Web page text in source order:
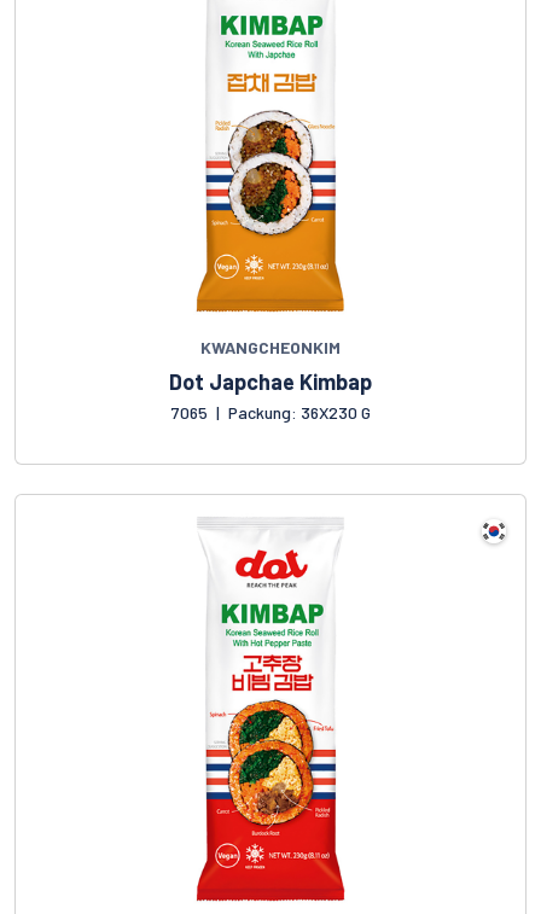
KWANGCHEONKIM
Dot Japchae Kimbap
7065 | Packung: 36X230 G